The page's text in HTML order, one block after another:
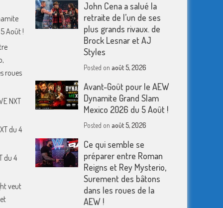
Août !
roues
NXT
du 4
du 4
veut
John Cena a salué la
retraite de l’un de ses
plus grands rivaux. de
Brock Lesnar et AJ
Styles
Posted on août 5, 2026
Avant-Goût pour le AEW
Dynamite Grand Slam
Mexico 2026 du 5 Août !
Posted on août 5, 2026
Ce qui semble se
préparer entre Roman
Reigns et Rey Mysterio,
Surement des bâtons
dans les roues de la
AEW !